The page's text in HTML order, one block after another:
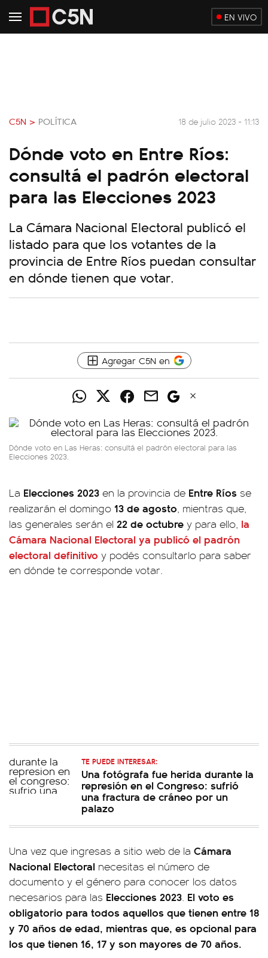
EN VIVO
C5N > POLÍTICA 18 de julio 2023 - 11:13
Dónde voto en Entre Ríos:
consultá el padrón electoral
para las Elecciones 2023
La Cámara Nacional Electoral publicó el
listado para que los votantes de la
provincia de Entre Ríos puedan consultar
en dónde tienen que votar.
Agregar C5N en
Dónde voto en Las Heras: consultá el padrón electoral para las
Elecciones 2023.
La Elecciones 2023 en la provincia de Entre Ríos se
realizarán el domingo 13 de agosto, mientras que,
las generales serán el 22 de octubre y para ello, la
Cámara Nacional Electoral ya publicó el padrón
electoral definitivo y podés consultarlo para saber
en dónde te corresponde votar.
TE PUEDE INTERESAR:
Una fotógrafa fue herida durante la
represión en el Congreso: sufrió
una fractura de cráneo por un
palazo
Una vez que ingresas a sitio web de la Cámara
Nacional Electoral necesitas el número de
documento y el género para conocer los datos
necesarios para las Elecciones 2023. El voto es
obligatorio para todos aquellos que tienen entre 18
y 70 años de edad, mientras que, es opcional para
los que tienen 16, 17 y son mayores de 70 años.